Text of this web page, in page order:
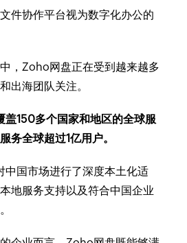
件协作平台视为数字化办公的
，Zoho网盘正在受到越来越多
出海团队关注。
150多个国家和地区的全球服
务全球超过1亿用户。
中国市场进行了深度本土化适
地服务支持以及符合中国企业